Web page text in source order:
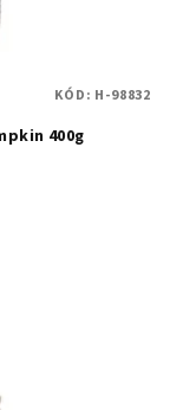
400g
KÓD: H-98832